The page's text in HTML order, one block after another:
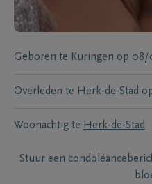
Geboren te Kuringen op 08/
Overleden te Herk-de-Stad
Woonachtig te Herk-de-Stad
Stuur een